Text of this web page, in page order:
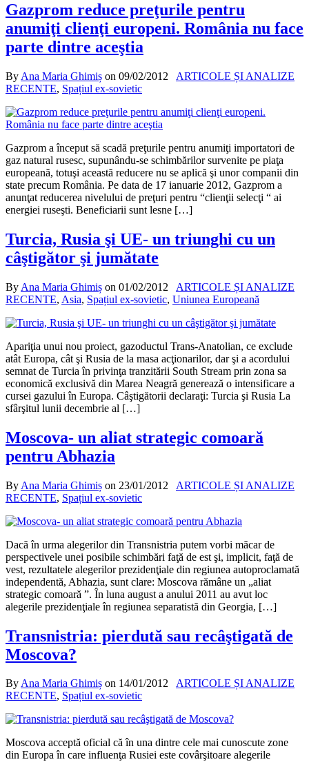
Gazprom reduce preţurile pentru
anumiţi clienţi europeni. România nu face
parte dintre aceştia
By Ana Maria Ghimiș on 09/02/2012
ARTICOLE ȘI ANALIZE
RECENTE, Spațiul ex-sovietic
Gazprom a început să scadă preţurile pentru anumiţi importatori de
gaz natural rusesc, supunându-se schimbărilor survenite pe piaţa
europeană, totuşi această reducere nu se aplică şi unor companii din
state precum România. Pe data de 17 ianuarie 2012, Gazprom a
anunţat reducerea nivelului de preţuri pentru “clienţii selecţi “ ai
energiei ruseşti. Beneficiarii sunt lesne […]
Turcia, Rusia şi UE- un triunghi cu un
câştigător şi jumătate
By Ana Maria Ghimiș on 01/02/2012
ARTICOLE ȘI ANALIZE
RECENTE, Asia, Spațiul ex-sovietic, Uniunea Europeană
Apariţia unui nou proiect, gazoductul Trans-Anatolian, ce exclude
atât Europa, cât şi Rusia de la masa acţionarilor, dar şi a acordului
semnat de Turcia în privinţa tranzitării South Stream prin zona sa
economică exclusivă din Marea Neagră generează o intensificare a
cursei gazului în Europa. Câştigătorii declaraţi: Turcia şi Rusia La
sfârşitul lunii decembrie al […]
Moscova- un aliat strategic comoară
pentru Abhazia
By Ana Maria Ghimiș on 23/01/2012
ARTICOLE ȘI ANALIZE
RECENTE, Spațiul ex-sovietic
Dacă în urma alegerilor din Transnistria putem vorbi măcar de
perspectivele unei posibile schimbări faţă de est şi, implicit, faţă de
vest, rezultatele alegerilor prezidenţiale din regiunea autoproclamată
independentă, Abhazia, sunt clare: Moscova rămâne un „aliat
strategic comoară ”. În luna august a anului 2011 au avut loc
alegerile prezidenţiale în regiunea separatistă din Georgia, […]
Transnistria: pierdută sau recâştigată de
Moscova?
ByAna Maria Ghimiș on 14/01/2012
ARTICOLE ȘI ANALIZE
RECENTE, Spațiul ex-sovietic
Moscova acceptă oficial că în una dintre cele mai cunoscute zone
din Europa în care influenţa Rusiei este covârşitoare alegerile